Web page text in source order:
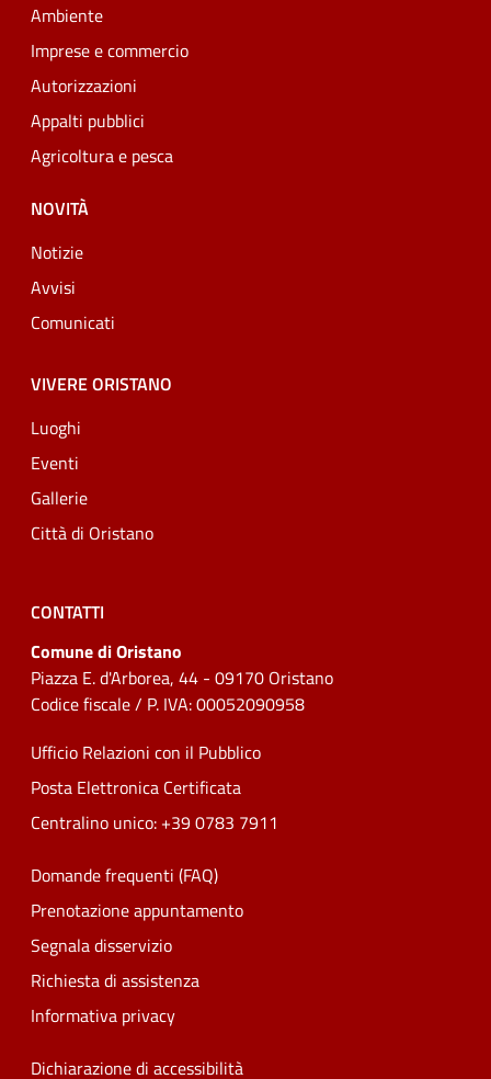
Ambiente
Imprese e commercio
Autorizzazioni
Appalti pubblici
Agricoltura e pesca
NOVITÀ
Notizie
Avvisi
Comunicati
VIVERE ORISTANO
Luoghi
Eventi
Gallerie
Città di Oristano
CONTATTI
Comune di Oristano
Piazza E. d'Arborea, 44 - 09170 Oristano
Codice fiscale / P. IVA: 00052090958
Ufficio Relazioni con il Pubblico
Posta Elettronica Certificata
Centralino unico: +39 0783 7911
Domande frequenti (FAQ)
Prenotazione appuntamento
Segnala disservizio
Richiesta di assistenza
Informativa privacy
Dichiarazione di accessibilità